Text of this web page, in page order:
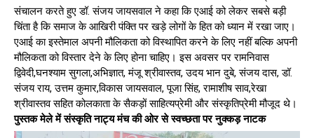
संचालन करते हुए डॉ. संजय जायसवाल ने कहा कि एआई को लेकर सबसे बड़ी
चिंता है कि समाज के आखिरी पंक्ति पर खड़े लोगों के हित को ध्यान में रखा जाए।
एआई का इस्तेमाल अपनी मौलिकता को विस्थापित करने के लिए नहीं बल्कि अपनी
मौलिकता को विस्तार देने के लिए होना चाहिए। इस अवसर पर रामनिवास
द्विवेदी,घनश्याम सुगला,अभिज्ञात, मंजू श्रीवास्तव, उदय भान दुबे, संजय दास, डॉ.
संजय राय, उत्तम कुमार,विकास जायसवाल, पूजा सिंह, रामाशीष साव,रेखा
श्रीवास्तव सहित कोलकाता के सैकड़ों साहित्यप्रेमी और संस्कृतिप्रेमी मौजूद थे।
पुस्तक मेले में संस्कृति नाट्य मंच की ओर से स्वच्छता पर नुक्कड़ नाटक